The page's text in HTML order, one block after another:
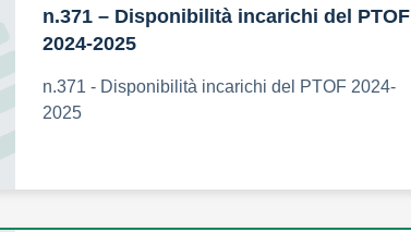
n.371 – Disponibilità incarichi del PTOF
2024-2025
n.371 - Disponibilità incarichi del PTOF 2024-
2025